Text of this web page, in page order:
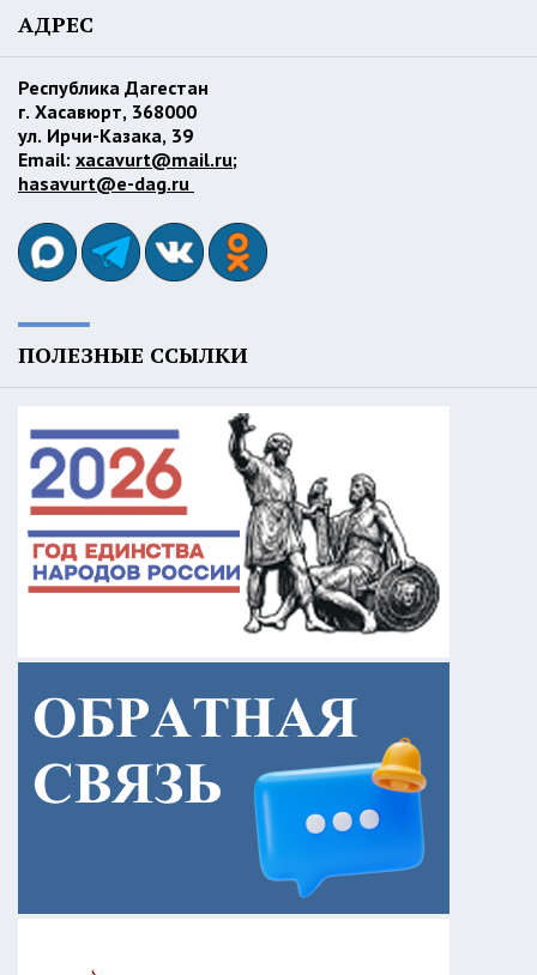
АДРЕС
Республика Дагестан
г. Хасавюрт, 368000
ул. Ирчи-Казака, 39
Email: xacavurt@mail.ru;
hasavurt@e-dag.ru
ПОЛЕЗНЫЕ ССЫЛКИ